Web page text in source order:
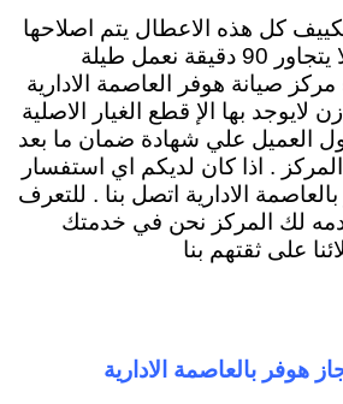
كل هذه الاعطال يتم اصلاحها
في وقت قصير قد لا يتجاور 90 دقيقة نعمل طيلة
صيانة هوفر العاصمة الادارية
لايوجد بها الإ قطع الغيار الاصلية
العميل علي شهادة ضمان ما بعد
. اذا كان لديكم اي استفسار
الادارية اتصل بنا . للتعرف
لك المركز نحن في خدمتك
على ثقتهم بنا
هوفر بالعاصمة الادارية